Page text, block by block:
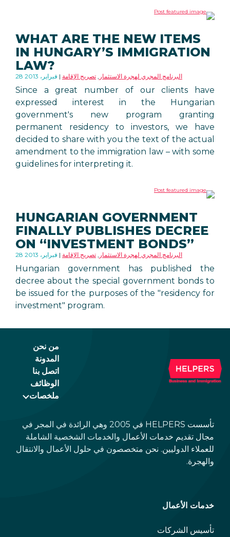
WHAT ARE THE NEW ITEMS
IN HUNGARY’S IMMIGRATION
LAW?
28 فبراير، 2013 البرنامج المجري لهجرة الاستثمار , تصريح الإقامة
Since a great number of our clients have
expressed interest in the Hungarian
government's new program granting
permanent residency to investors, we have
decided to share with you the text of the actual
amendment to the immigration law – with some
guidelines for interpreting it.
HUNGARIAN GOVERNMENT
FINALLY PUBLISHES DECREE
ON “INVESTMENT BONDS”
28 فبراير، 2013 البرنامج المجري لهجرة الاستثمار , تصريح الإقامة
Hungarian government has published the
decree about the special government bonds to
be issued for the purposes of the "residency for
investment" program.
من نحن
المدونة
اتصل بنا
الوظائف
ملخصات
تأسست HELPERS في 2005 وهي الرائدة في المجر في
مجال تقديم خدمات الأعمال والخدمات الشخصية الشاملة
للعملاء الدوليين. نحن متخصصون في حلول الأعمال والانتقال
والهجرة.
خدمات الأعمال
تأسيس الشركات